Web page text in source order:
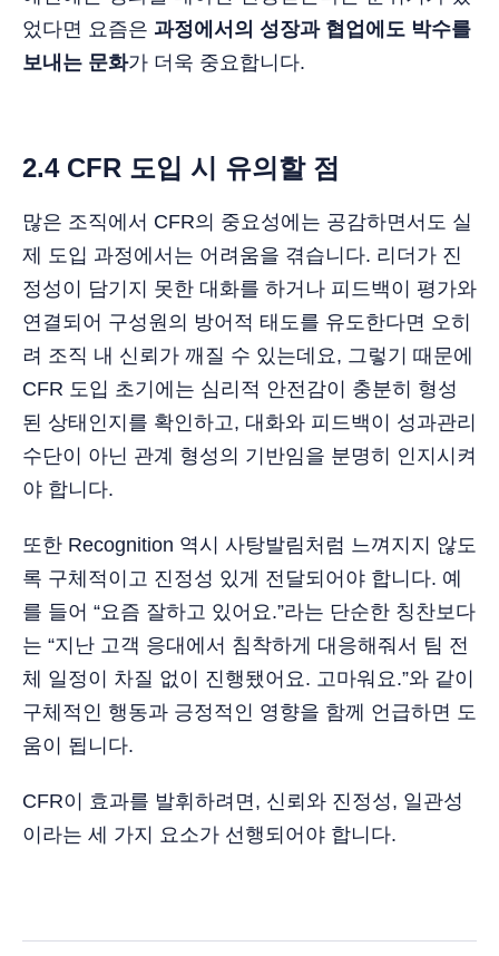
었다면 요즘은 과정에서의 성장과 협업에도 박수를
보내는 문화가 더욱 중요합니다.
2.4 CFR 도입 시 유의할 점
많은 조직에서 CFR의 중요성에는 공감하면서도 실
제 도입 과정에서는 어려움을 겪습니다. 리더가 진
정성이 담기지 못한 대화를 하거나 피드백이 평가와
연결되어 구성원의 방어적 태도를 유도한다면 오히
려 조직 내 신뢰가 깨질 수 있는데요, 그렇기 때문에
CFR 도입 초기에는 심리적 안전감이 충분히 형성
된 상태인지를 확인하고, 대화와 피드백이 성과관리
수단이 아닌 관계 형성의 기반임을 분명히 인지시켜
야 합니다.
또한 Recognition 역시 사탕발림처럼 느껴지지 않도
록 구체적이고 진정성 있게 전달되어야 합니다. 예
를 들어 “요즘 잘하고 있어요.”라는 단순한 칭찬보다
는 “지난 고객 응대에서 침착하게 대응해줘서 팀 전
체 일정이 차질 없이 진행됐어요. 고마워요.”와 같이
구체적인 행동과 긍정적인 영향을 함께 언급하면 도
움이 됩니다.
CFR이 효과를 발휘하려면, 신뢰와 진정성, 일관성
이라는 세 가지 요소가 선행되어야 합니다.